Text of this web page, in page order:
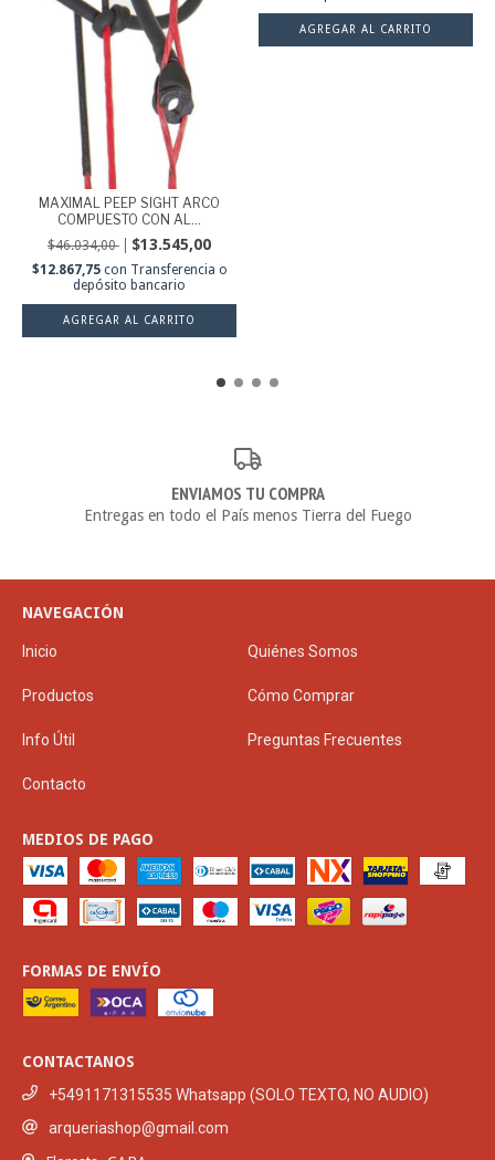
MAXIMAL PEEP SIGHT ARCO
COMPUESTO CON AL...
$46.034,00 $13.545,00
$12.867,75 con Transferencia o
depósito bancario
AGREGAR AL CARRITO
AGREGAR AL CARRITO
ENVIAMOS TU COMPRA
Entregas en todo el País menos Tierra del Fuego
NAVEGACIÓN
Inicio Quiénes Somos
Productos Cómo Comprar
Info Útil Preguntas Frecuentes
Contacto
MEDIOS DE PAGO
FORMAS DE ENVÍO
CONTACTANOS
+5491171315535 Whatsapp (SOLO TEXTO, NO AUDIO)
arqueriashop@gmail.com